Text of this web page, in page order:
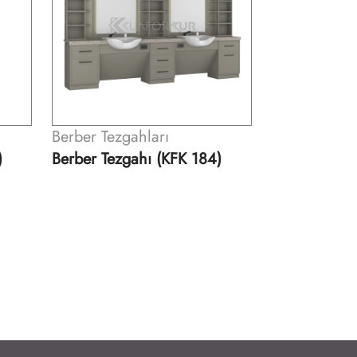
Berber Tezgahları
Tekli Berber Tezgahı (KFK